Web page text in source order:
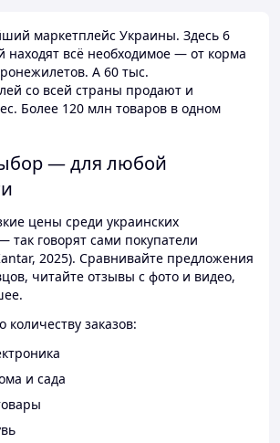
маркетплейс Украины. Здесь 6
находят всё необходимое — от корма
А 60 тыс.
со всей страны продают и
Более 120 млн товаров в одном
— для любой
цены среди украинских
так говорят сами покупатели
2025). Сравнивайте предложения
читайте отзывы с фото и видео,
количеству заказов:
и сада